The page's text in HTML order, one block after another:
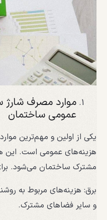
موارد مصرف شارژ
عمومی ساختمان
یکی از اولین و مهم‌ترین
هزینه‌های عمومی است. این
مشترک ساختمان می‌شود. برای
برق: هزینه‌های مربوط به
و سایر فضاهای مشترک.